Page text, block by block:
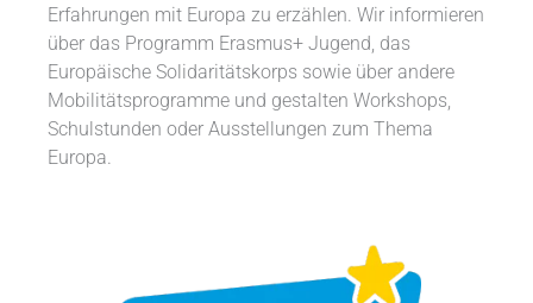
Erfahrungen mit Europa zu erzählen. Wir informieren
über das Programm Erasmus+ Jugend, das
Europäische Solidaritätskorps sowie über andere
Mobilitätsprogramme und gestalten Workshops,
Schulstunden oder Ausstellungen zum Thema
Europa.